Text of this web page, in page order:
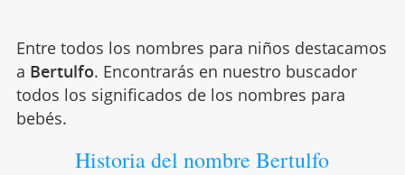
Entre todos los nombres para niños destacamos
a Bertulfo. Encontrarás en nuestro buscador
todos los significados de los nombres para
bebés.
Historia del nombre Bertulfo